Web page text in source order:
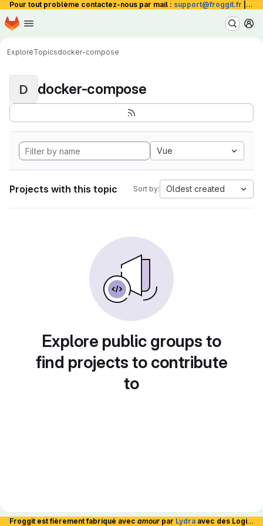
Pour tout problème contactez-nous par mail : support@froggit.fr La
Skip to main content
Homepage
ExploreTopicsdocker-compose
D docker-compose
Vue
Projects with this topic Sort by: Oldest created
Explore public groups to
find projects to contribute
to
Froggit est fièrement fabriqué avec amour par Lydra avec des Logiciels Libres et hébergé en